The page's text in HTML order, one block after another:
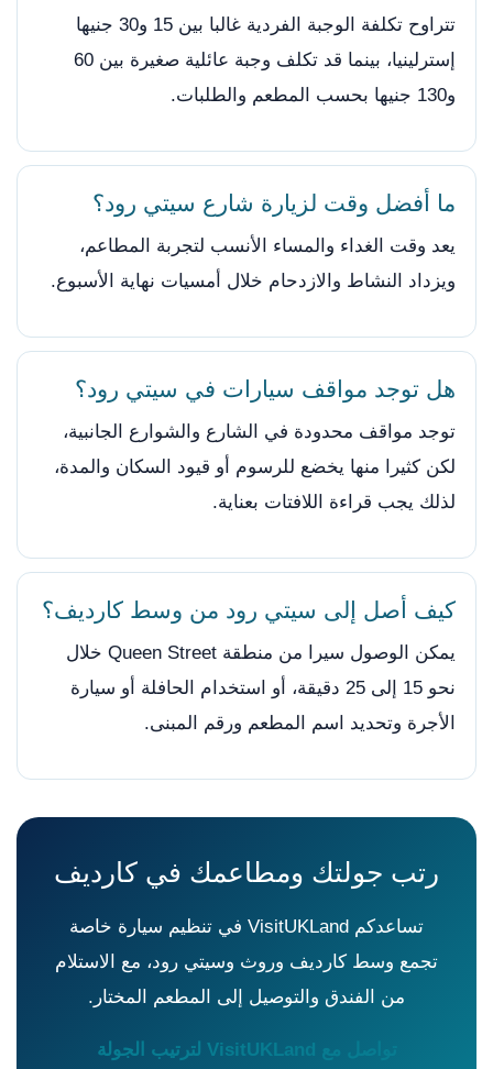
تتراوح تكلفة الوجبة الفردية غالبا بين 15 و30 جنيها
إسترلينيا، بينما قد تكلف وجبة عائلية صغيرة بين 60
و130 جنيها بحسب المطعم والطلبات.
ما أفضل وقت لزيارة شارع سيتي رود؟
يعد وقت الغداء والمساء الأنسب لتجربة المطاعم،
ويزداد النشاط والازدحام خلال أمسيات نهاية الأسبوع.
هل توجد مواقف سيارات في سيتي رود؟
توجد مواقف محدودة في الشارع والشوارع الجانبية،
لكن كثيرا منها يخضع للرسوم أو قيود السكان والمدة،
لذلك يجب قراءة اللافتات بعناية.
كيف أصل إلى سيتي رود من وسط كارديف؟
يمكن الوصول سيرا من منطقة Queen Street خلال
نحو 15 إلى 25 دقيقة، أو استخدام الحافلة أو سيارة
الأجرة وتحديد اسم المطعم ورقم المبنى.
رتب جولتك ومطاعمك في كارديف
تساعدكم VisitUKLand في تنظيم سيارة خاصة
تجمع وسط كارديف وروث وسيتي رود، مع الاستلام
من الفندق والتوصيل إلى المطعم المختار.
تواصل مع VisitUKLand لترتيب الجولة